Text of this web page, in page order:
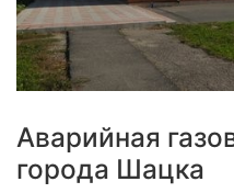
Аварийная
города Шацка